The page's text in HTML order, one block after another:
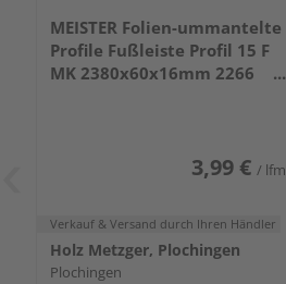
MEISTER Folien-ummantelte
Profile Fußleiste Profil 15 F
MK 2380x60x16mm 2266
3,99 € / lfm
Verkauf & Versand durch Ihren Händler
Holz Metzger, Plochingen
Plochingen